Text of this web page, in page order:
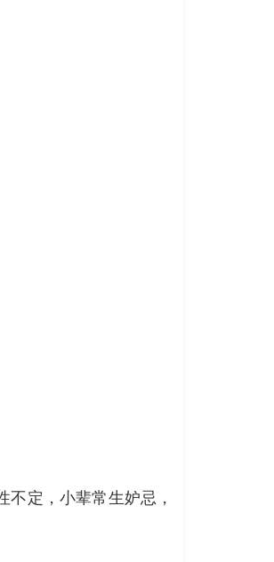
定，小辈常生妒忌，